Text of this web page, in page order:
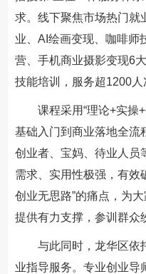
求。线下聚焦市场热门就
业、AI绘画变现、咖啡师
营、手机商业摄影变现6
技能培训，服务超1200人
课程采用“理论+实操
基础入门到商业落地全流
创业者、宝妈、待业人员
需求、实用性极强，有效
创业无思路”的痛点，为
提供有力支撑，参训群众
与此同时，龙华区依
业指导服务。专业创业导